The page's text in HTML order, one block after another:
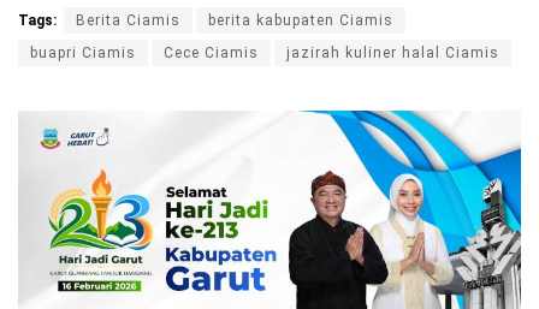
Tags: Berita Ciamis
berita kabupaten Ciamis
buapri Ciamis
Cece Ciamis jazirah kuliner halal Ciamis